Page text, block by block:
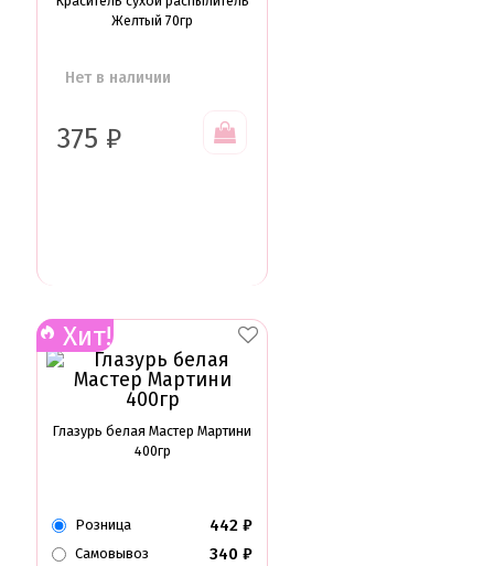
Желтый 70гр
Нет в наличии
375 ₽
Хит!
Глазурь белая Мастер Мартини
400гр
Розница 442 ₽
Самовывоз 340 ₽